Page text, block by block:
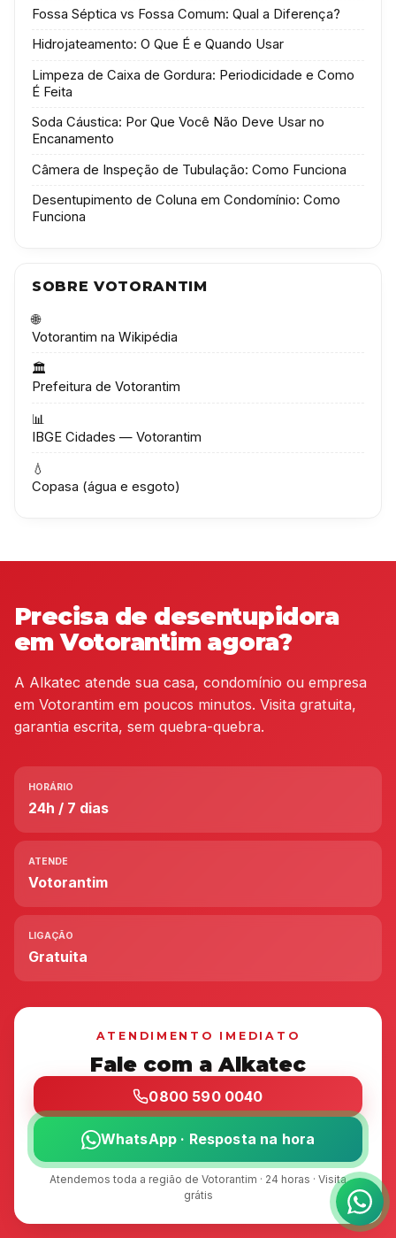
Fossa Séptica vs Fossa Comum: Qual a Diferença?
Hidrojateamento: O Que É e Quando Usar
Limpeza de Caixa de Gordura: Periodicidade e Como
É Feita
Soda Cáustica: Por Que Você Não Deve Usar no
Encanamento
Câmera de Inspeção de Tubulação: Como Funciona
Desentupimento de Coluna em Condomínio: Como
Funciona
SOBRE VOTORANTIM
🌐
Votorantim na Wikipédia
🏛️
Prefeitura de Votorantim
📊
IBGE Cidades — Votorantim
💧
Copasa (água e esgoto)
Precisa de desentupidora
em Votorantim agora?
A Alkatec atende sua casa, condomínio ou empresa
em Votorantim em poucos minutos. Visita gratuita,
garantia escrita, sem quebra-quebra.
HORÁRIO
24h / 7 dias
ATENDE
Votorantim
LIGAÇÃO
Gratuita
ATENDIMENTO IMEDIATO
Fale com a Alkatec
0800 590 0040
WhatsApp · Resposta na hora
Atendemos toda a região de Votorantim · 24 horas · Visita
grátis